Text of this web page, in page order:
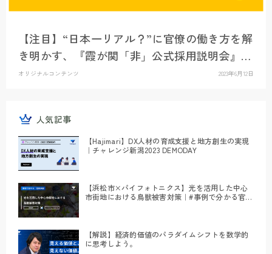
【注目】“日本一リアル？”に官僚の働き方を解
き明かす、『霞が関「非」公式採用説明会』イ
ベントレポート
オリジナルコンテンツ 2023年6月12日
人気記事
【Hajimari】DX人材の育成支援と地方創生の実現
｜チャレンジ新潟2023 DEMODAY
【浜松市×パイフォトニクス】光を活用した中心
市街地における鳥獣被害対策｜#事例で分かる官民
【解説】経済的価値のパラダイムシフトを数学的
に思考しよう。